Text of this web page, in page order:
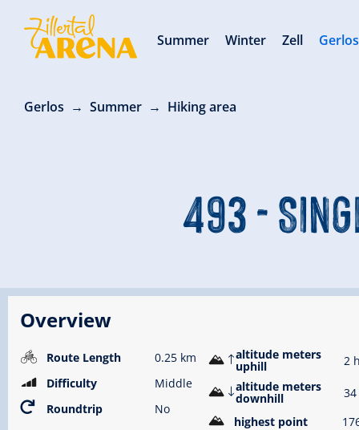
Gerlos Summer Hiking area
493 -
Overview
Route Length
0.25 km
Difficulty
Middle
Roundtrip
No
altitude meters
uphill
2
altitude meters
downhill
highest point
Summer Winter Zell Gerlos